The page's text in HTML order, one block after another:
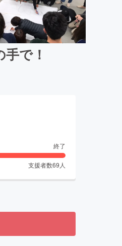
で！
終了
支援者数69 人